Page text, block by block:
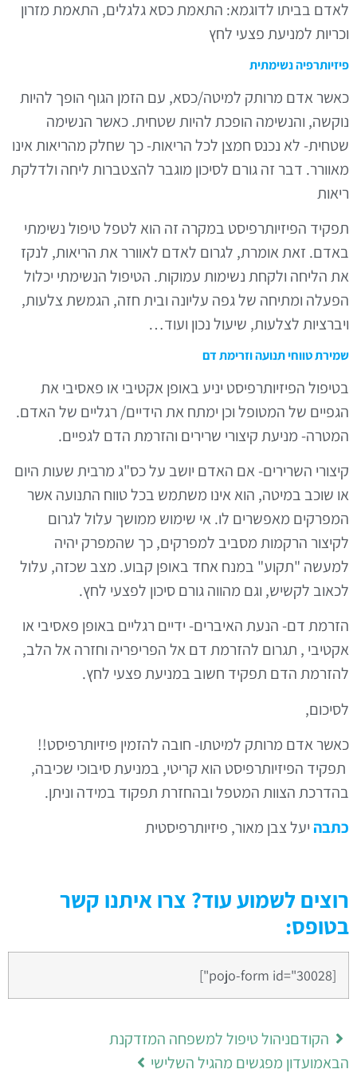
בביתו לדוגמא: התאמת כסא גלגלים, התאמת מזרון
למניעת פצעי לחץ
נשימתית
אדם מרותק למיטה/כסא, עם הזמן הגוף הופך להיות
והנשימה הופכת להיות שטחית. כאשר הנשימה
לא נכנס חמצן לכל הריאות- כך שחלק מהריאות אינו
דבר זה גורם לסיכון מוגבר להצטברות ליחה ולדלקת
הפיזיותרפיסט במקרה זה הוא לטפל טיפול נשימתי
זאת אומרת, לגרום לאדם לאוורר את הריאות, לנקז
הליחה ולקחת נשימות עמוקות. הטיפול הנשימתי יכלול
ומתיחה של גפה עליונה ובית חזה, הגמשת צלעות,
לצלעות, שיעול נכון ועוד…
טווחי תנועה וזרימת דם
הפיזיותרפיסט יניע באופן אקטיבי או פאסיבי את
של המטופל וכן ימתח את הידיים/ רגליים של האדם.
מניעת קיצורי שרירים והזרמת הדם לגפיים.
השרירים- אם האדם יושב על כס"ג מרבית שעות היום
שוכב במיטה, הוא אינו משתמש בכל טווח התנועה אשר
מאפשרים לו. אי שימוש ממושך עלול לגרום
הרקמות מסביב למפרקים, כך שהמפרק יהיה
"תקוע" במנח אחד באופן קבוע. מצב שכזה, עלול
לקשיש, וגם מהווה גורם סיכון לפצעי לחץ.
דם- הנעת האיברים- ידיים רגליים באופן פאסיבי או
, תגרום להזרמת דם אל הפריפריה וחזרה אל הלב,
הדם תפקיד חשוב במניעת פצעי לחץ.
אדם מרותק למיטתו- חובה להזמין פיזיותרפיסט!!
הפיזיותרפיסט הוא קריטי, במניעת סיבוכי שכיבה,
הצוות המטפל ובהחזרת תפקוד במידה וניתן.
יעל צבן מאור, פיזיותרפיסטית
לשמוע עוד? צרו איתנו קשר
הקודםניהול טיפול למשפחה המזדקנת
מועדון מפגשים מהגיל השלישי